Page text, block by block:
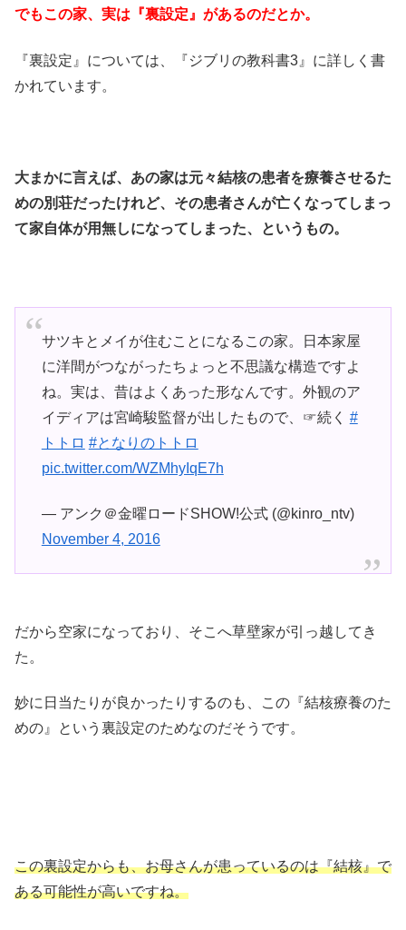
でもこの家、実は『裏設定』があるのだとか。
『裏設定』については、『ジブリの教科書3』に詳しく書
かれています。
大まかに言えば、あの家は元々結核の患者を療養させるた
めの別荘だったけれど、その患者さんが亡くなってしまっ
て家自体が用無しになってしまった、というもの。
サツキとメイが住むことになるこの家。日本家屋
に洋間がつながったちょっと不思議な構造ですよ
ね。実は、昔はよくあった形なんです。外観のア
イディアは宮崎駿監督が出したもので、☞続く #
トトロ #となりのトトロ
pic.twitter.com/WZMhyIqE7h
— アンク＠金曜ロードSHOW!公式 (@kinro_ntv)
November 4, 2016
だから空家になっており、そこへ草壁家が引っ越してき
た。
妙に日当たりが良かったりするのも、この『結核療養のた
めの』という裏設定のためなのだそうです。
この裏設定からも、お母さんが患っているのは『結核』で
ある可能性が高いですね。